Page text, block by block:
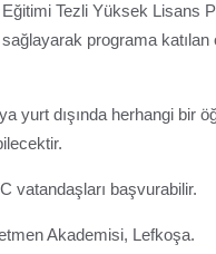
Eğitimi Tezli Yüksek Lisans
programa katılan
yurt dışında herhangi bir
vatandaşları başvurabilir.
Akademisi, Lefkoşa.